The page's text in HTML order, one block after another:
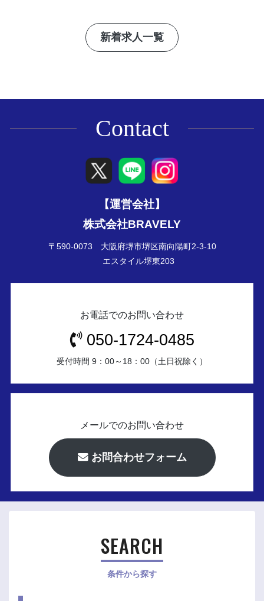
新着求人一覧
Contact
【運営会社】
株式会社BRAVELY
〒590-0073 大阪府堺市堺区南向陽町2-3-10
エスタイル堺東203
お電話でのお問い合わせ
050-1724-0485
受付時間 9：00～18：00（土日祝除く）
メールでのお問い合わせ
お問合わせフォーム
SEARCH
条件から探す